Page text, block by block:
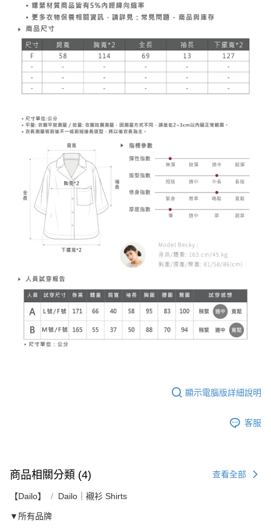
顯示電腦版詳細說明
客服
商品相關分類 (4) 查看全部
【Dailo】 Dailo｜襯衫 Shirts
▼所有品牌